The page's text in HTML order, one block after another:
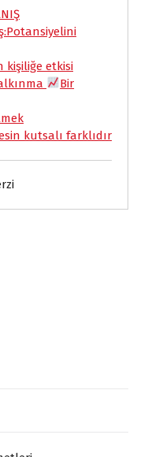
n
t
F
r
e
d
L
i
n
e
etkisi
Bir
kutsalı farklıdır